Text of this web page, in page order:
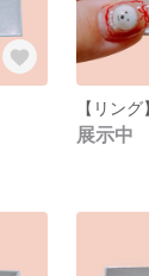
【リン
展示中